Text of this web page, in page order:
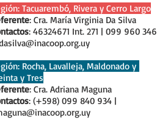
Tacuarembó, Rivera y Cerro Largo
: Cra. María Virginia Da Silva
: 46324671 Int. 271 | 099 960 346
Rocha, Lavalleja, Maldonado y
y Tres
: Cra. Adriana Maguna
: (+598) 099 840 934 |